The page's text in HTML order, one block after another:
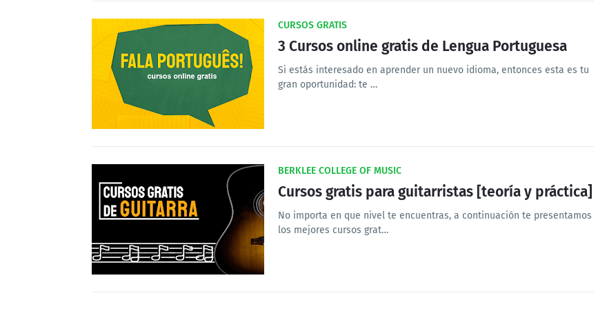
CURSOS GRATIS
3 Cursos online gratis de Lengua Portuguesa
Si estás interesado en aprender un nuevo idioma, entonces esta es tu
gran oportunidad: te …
BERKLEE COLLEGE OF MUSIC
Cursos gratis para guitarristas [teoría y práctica]
No importa en que nivel te encuentras, a continuación te presentamos
los mejores cursos grat…